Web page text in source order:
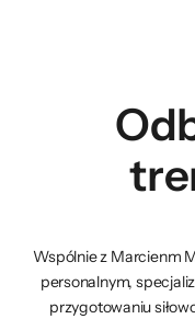
Wspólnie z Marcienm
personalnym,
przygotowaniu